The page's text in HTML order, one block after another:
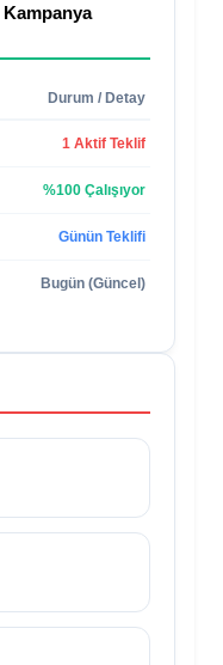
Kampanya
Durum / Detay
1 Aktif Teklif
%100 Çalışıyor
Günün Teklifi
Bugün (Güncel)